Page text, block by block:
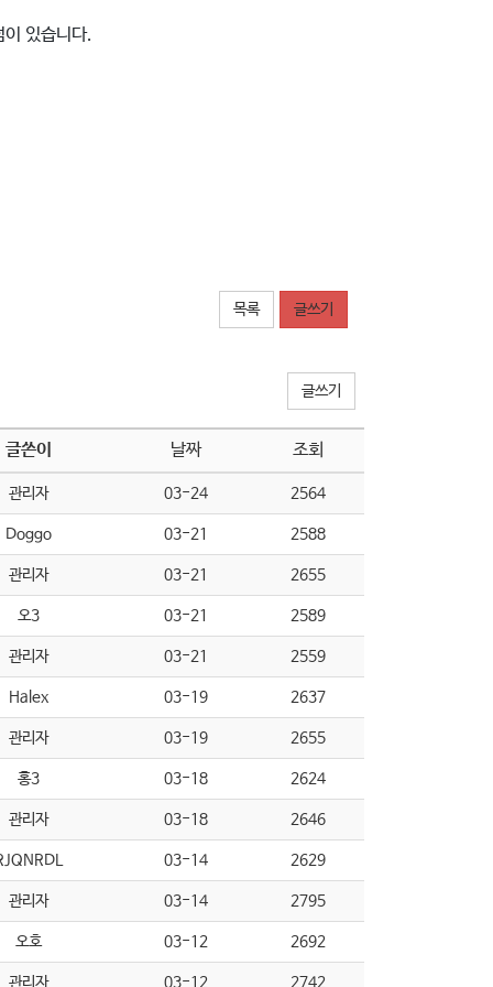
있습니다.
목록 글쓰기
글쓰기
글쓴이 날짜 조회
관리자 03-24 2564
Doggo 03-21 2588
관리자 03-21 2655
오3 03-21 2589
관리자 03-21 2559
Halex 03-19 2637
관리자 03-19 2655
홍3 03-18 2624
관리자 03-18 2646
03-14 2629
관리자 03-14 2795
오호 03-12 2692
관리자 03-12 2742